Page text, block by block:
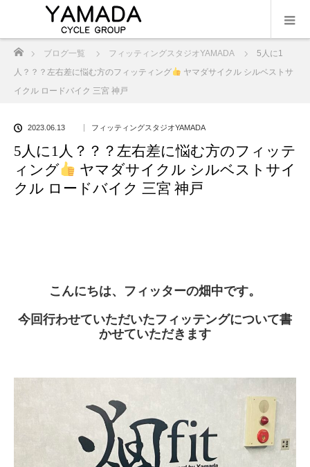
ブログ一覧 フィッティングスタジオYAMADA
5人に1
人？？？左右差に悩む方のフィッティング
ヤマダサイクル シルベストサ
イクル ロードバイク 三宮 神戸
2023.06.13 フィッティングスタジオYAMADA
5人に1人？？？左右差に悩む方のフィッテ
ィング
ヤマダサイクル シルベストサイ
クル ロードバイク 三宮 神戸
こんにちは、フィッターの畑中です。
今回行わせていただいたフィッテングについて書
かせていただきます